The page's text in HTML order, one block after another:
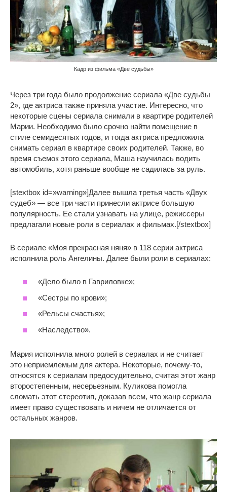
Кадр из фильма «Две судьбы»
Через три года было продолжение сериала «Две судьбы
2», где актриса также приняла участие. Интересно, что
некоторые сцены сериала снимали в квартире родителей
Марии. Необходимо было срочно найти помещение в
стиле семидесятых годов, и тогда актриса предложила
снимать сериал в квартире своих родителей. Также, во
время съемок этого сериала, Маша научилась водить
автомобиль, хотя раньше вообще не садилась за руль.
[stextbox id=»warning»]Далее вышла третья часть «Двух
судеб» — все три части принесли актрисе большую
популярность. Ее стали узнавать на улице, режиссеры
предлагали новые роли в сериалах и фильмах.[/stextbox]
В сериале «Моя прекрасная няня» в 118 серии актриса
исполнила роль Ангелины. Далее были роли в сериалах:
«Дело было в Гавриловке»;
«Сестры по крови»;
«Рельсы счастья»;
«Наследство».
Мария исполнила много ролей в сериалах и не считает
это неприемлемым для актера. Некоторые, почему-то,
относятся к сериалам предосудительно, считая этот жанр
второстепенным, несерьезным. Куликова помогла
сломать этот стереотип, доказав всем, что жанр сериала
имеет право существовать и ничем не отличается от
остальных жанров.